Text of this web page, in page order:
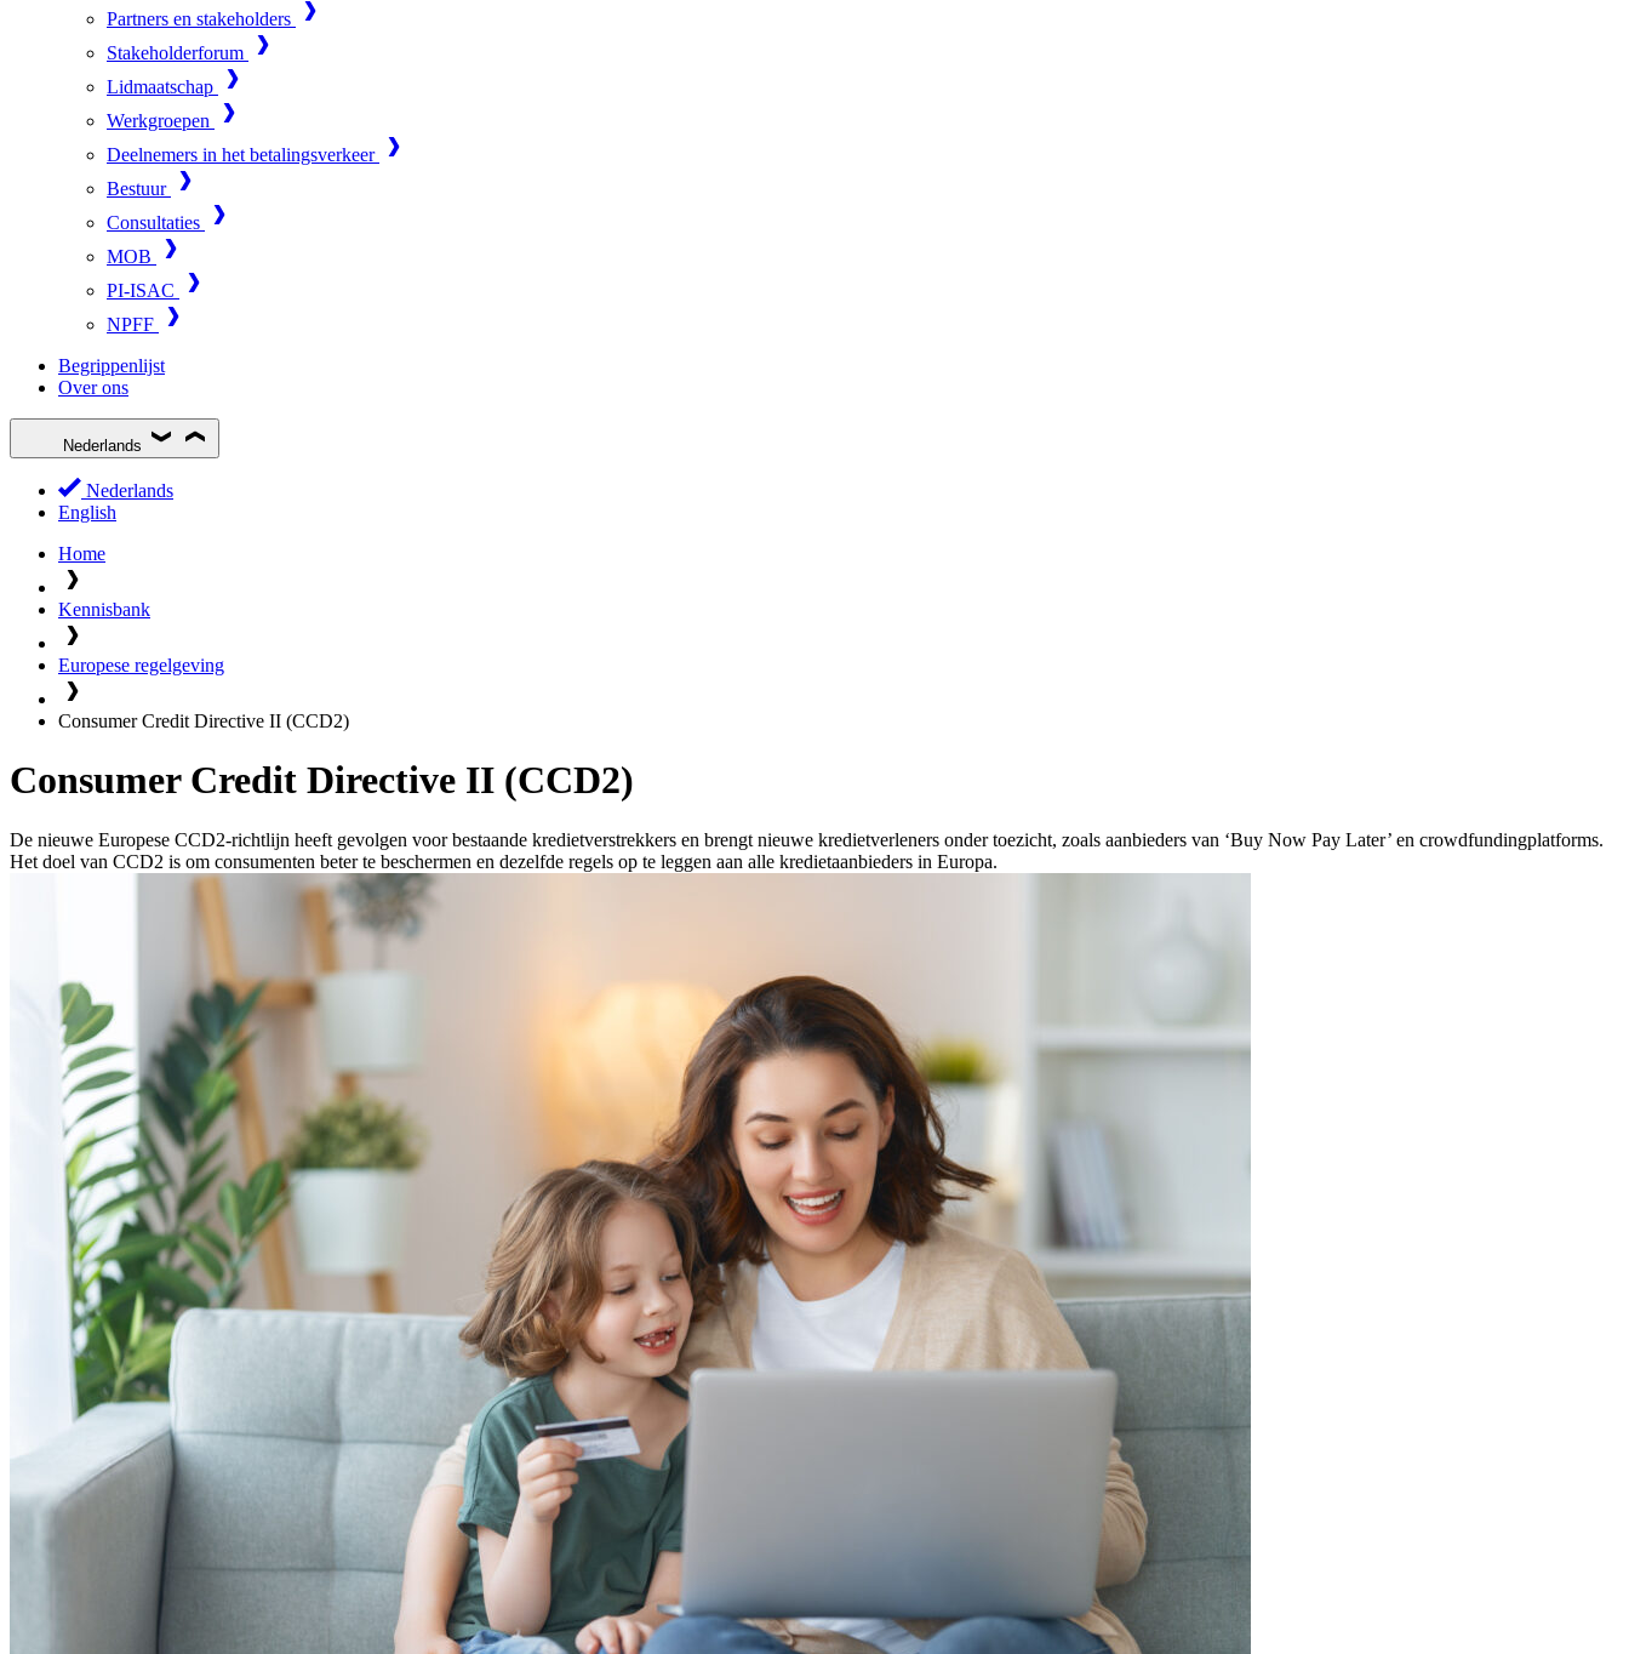
Partners en stakeholders
Stakeholderforum
Lidmaatschap
Werkgroepen
Deelnemers in het betalingsverkeer
Bestuur
Consultaties
MOB
PI-ISAC
NPFF
Begrippenlijst
Over ons
Nederlands
Nederlands
English
Home
Kennisbank
Europese regelgeving
Consumer Credit Directive II (CCD2)
Consumer Credit Directive II (CCD2)
De nieuwe Europese CCD2-richtlijn heeft gevolgen voor bestaande kredietverstrekkers en brengt nieuwe kredietverleners onder toezicht, zoals aanbieders van ‘Buy Now Pay Later’ en crowdfundingplatforms.
Het doel van CCD2 is om consumenten beter te beschermen en dezelfde regels op te leggen aan alle kredietaanbieders in Europa.